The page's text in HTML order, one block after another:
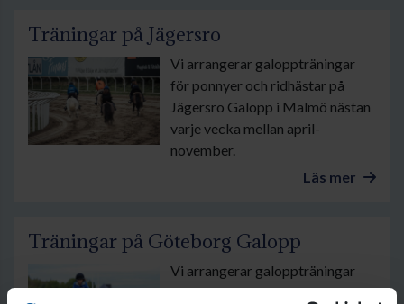
Träningar på Jägersro
Vi arrangerar galoppträningar
för ponnyer och ridhästar på
Jägersro Galopp i Malmö nästan
varje vecka mellan april-
november.
Läs mer
Träningar på Göteborg Galopp
Vi arrangerar galoppträningar
för ponnyer och ridhästar i